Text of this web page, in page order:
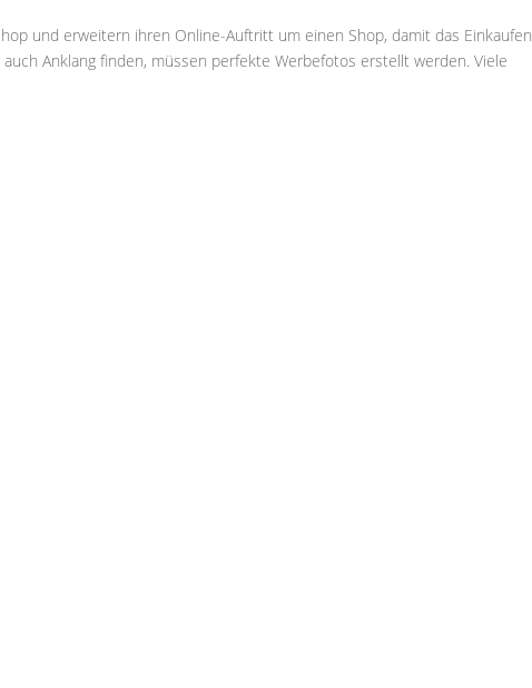
und erweitern ihren Online-Auftritt um einen Shop, damit das Einkaufen
Anklang finden, müssen perfekte Werbefotos erstellt werden. Viele